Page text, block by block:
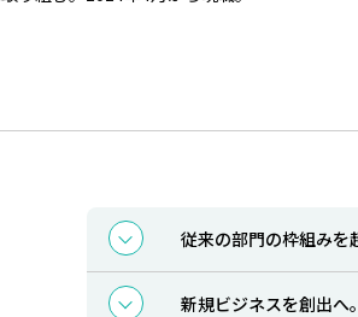
従来の部門の枠組みを
新規ビジネスを創出へ